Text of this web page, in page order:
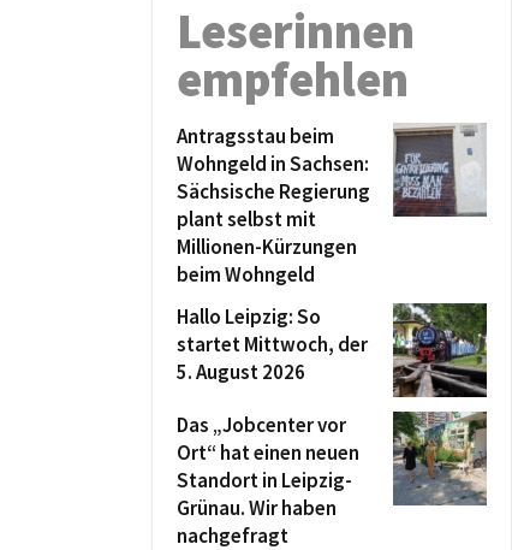
Leserinnen
empfehlen
Antragsstau beim
Wohngeld in Sachsen:
Sächsische Regierung
plant selbst mit
Millionen-Kürzungen
beim Wohngeld
Hallo Leipzig: So
startet Mittwoch, der
5. August 2026
Das „Jobcenter vor
Ort“ hat einen neuen
Standort in Leipzig-
Grünau. Wir haben
nachgefragt